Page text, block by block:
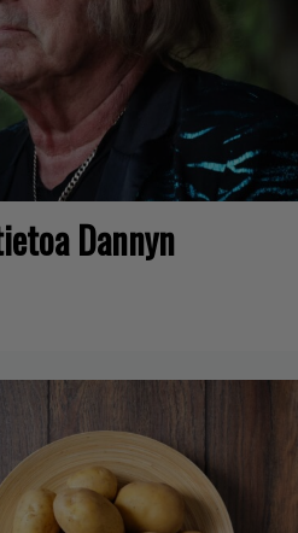
Dannyn